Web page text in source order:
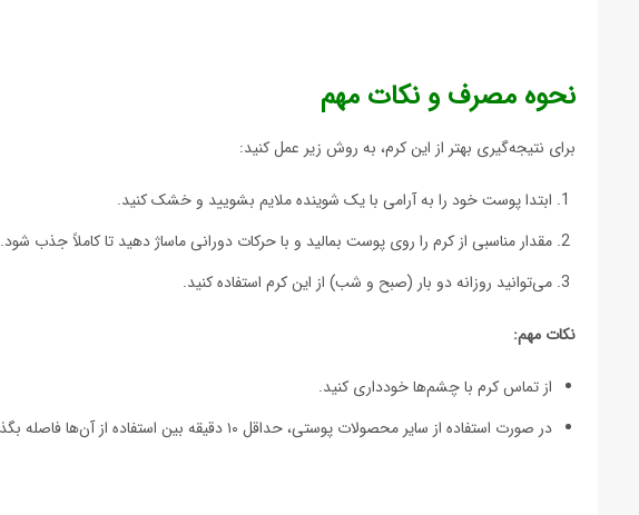
نحوه مصرف و نکات مهم
برای نتیجه‌گیری بهتر از این کرم، به روش زیر عمل کنید:
ابتدا پوست خود را به آرامی با یک شوینده ملایم بشویید و خشک کنید.
مقدار مناسبی از کرم را روی پوست بمالید و با حرکات دورانی ماساژ دهید تا کاملاً جذب شود.
می‌توانید روزانه دو بار (صبح و شب) از این کرم استفاده کنید.
نکات مهم:
از تماس کرم با چشم‌ها خودداری کنید.
در صورت استفاده از سایر محصولات پوستی، حداقل ۱۰ دقیقه بین استفاده از آن‌ها فاصله بگذارید.